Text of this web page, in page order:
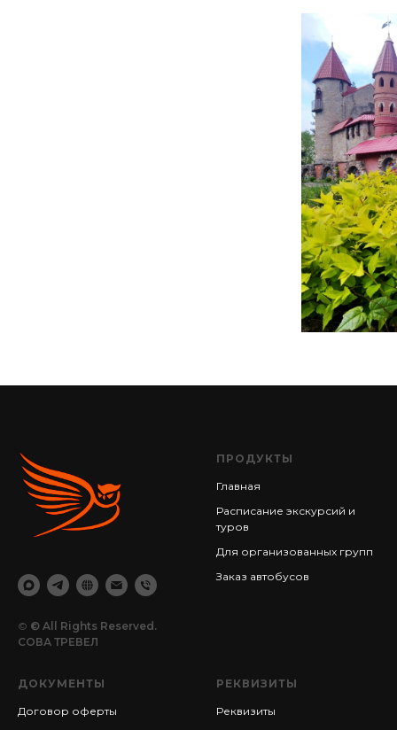
© © All Rights Reserved.
СОВА ТРЕВЕЛ
ПРОДУКТЫ
Главная
Расписание экскурсий и
туров
Для организованных групп
Заказ автобусов
ДОКУМЕНТЫ
Договор оферты
РЕКВИЗИТЫ
Реквизиты